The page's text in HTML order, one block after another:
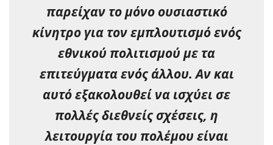
παρείχαν το μόνο ουσιαστικό
κίνητρο για τον εμπλουτισμό ενός
εθνικού πολιτισμού με τα
επιτεύγματα ενός άλλου. Αν και
αυτό εξακολουθεί να ισχύει σε
πολλές διεθνείς σχέσεις, η
λειτουργία του πολέμου είναι